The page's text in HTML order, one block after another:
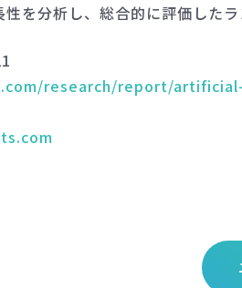
を分析し、総合的に評価したラ
research/report/